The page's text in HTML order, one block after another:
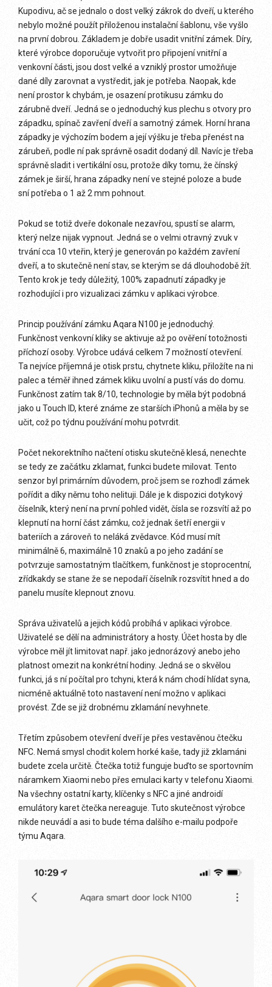
Kupodivu, ač se jednalo o dost velký zákrok do dveří, u kterého
nebylo možné použít přiloženou instalační šablonu, vše vyšlo
na první dobrou. Základem je dobře usadit vnitřní zámek. Díry,
které výrobce doporučuje vytvořit pro připojení vnitřní a
venkovní části, jsou dost velké a vzniklý prostor umožňuje
dané díly zarovnat a vystředit, jak je potřeba. Naopak, kde
není prostor k chybám, je osazení protikusu zámku do
zárubně dveří. Jedná se o jednoduchý kus plechu s otvory pro
západku, spínač zavření dveří a samotný zámek. Horní hrana
západky je výchozím bodem a její výšku je třeba přenést na
zárubeň, podle ní pak správně osadit dodaný díl. Navíc je třeba
správně sladit i vertikální osu, protože díky tomu, že čínský
zámek je širší, hrana západky není ve stejné poloze a bude
sní potřeba o 1 až 2 mm pohnout.
Pokud se totiž dveře dokonale nezavřou, spustí se alarm,
který nelze nijak vypnout. Jedná se o velmi otravný zvuk v
trvání cca 10 vteřin, který je generován po každém zavření
dveří, a to skutečně není stav, se kterým se dá dlouhodobě žít.
Tento krok je tedy důležitý, 100% zapadnutí západky je
rozhodující i pro vizualizaci zámku v aplikaci výrobce.
Princip používání zámku Aqara N100 je jednoduchý.
Funkčnost venkovní kliky se aktivuje až po ověření totožnosti
příchozí osoby. Výrobce udává celkem 7 možností otevření.
Ta nejvíce příjemná je otisk prstu, chytnete kliku, přiložíte na ni
palec a téměř ihned zámek kliku uvolní a pustí vás do domu.
Funkčnost zatím tak 8/10, technologie by měla být podobná
jako u Touch ID, které známe ze starších iPhonů a měla by se
učit, což po týdnu používání mohu potvrdit.
Počet nekorektního načtení otisku skutečně klesá, nenechte
se tedy ze začátku zklamat, funkci budete milovat. Tento
senzor byl primárním důvodem, proč jsem se rozhodl zámek
pořídit a díky němu toho nelituji. Dále je k dispozici dotykový
číselník, který není na první pohled vidět, čísla se rozsvítí až po
klepnutí na horní část zámku, což jednak šetří energii v
bateriích a zároveň to neláká zvědavce. Kód musí mít
minimálně 6, maximálně 10 znaků a po jeho zadání se
potvrzuje samostatným tlačítkem, funkčnost je stoprocentní,
zřídkakdy se stane že se nepodaří číselník rozsvítit hned a do
panelu musíte klepnout znovu.
Správa uživatelů a jejich kódů probíhá v aplikaci výrobce.
Uživatelé se dělí na administrátory a hosty. Účet hosta by dle
výrobce měl jít limitovat např. jako jednorázový anebo jeho
platnost omezit na konkrétní hodiny. Jedná se o skvělou
funkci, já s ní počítal pro tchyni, která k nám chodí hlídat syna,
nicméně aktuálně toto nastavení není možno v aplikaci
provést. Zde se již drobnému zklamání nevyhnete.
Třetím způsobem otevření dveří je přes vestavěnou čtečku
NFC. Nemá smysl chodit kolem horké kaše, tady již zklamáni
budete zcela určitě. Čtečka totiž funguje buďto se sportovním
náramkem Xiaomi nebo přes emulaci karty v telefonu Xiaomi.
Na všechny ostatní karty, klíčenky s NFC a jiné androidí
emulátory karet čtečka nereaguje. Tuto skutečnost výrobce
nikde neuvádí a asi to bude téma dalšího e-mailu podpoře
týmu Aqara.